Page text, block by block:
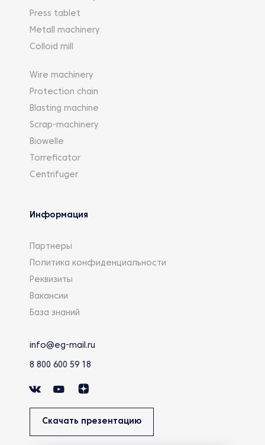
Press tablet
Metall machinery
Colloid mill
Wire machinery
Protection chain
Blasting machine
Scrap-machinery
Biowelle
Torreficator
Centrifuger
Информация
Партнеры
Политика конфиденциальности
Реквизиты
Вакансии
База знаний
info@eg-mail.ru
8 800 600 59 18
Скачать презентацию